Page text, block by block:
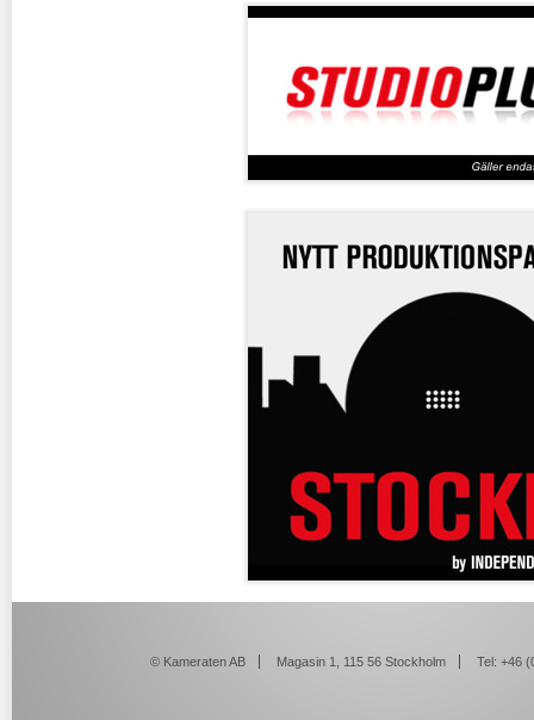
© Kameraten AB Magasin 1, 115 56 Stockholm Tel: +46